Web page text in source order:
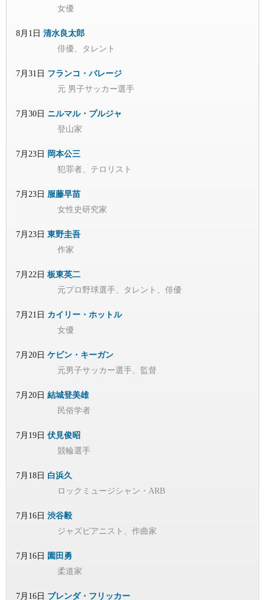
女優
8月1日 清水良太郎
俳優、タレント
7月31日 フランコ・バレージ
元 男子サッカー選手
7月30日 ニルマル・プルジャ
登山家
7月23日 岡本公三
犯罪者、テロリスト
7月23日 服藤早苗
女性史研究家
7月23日 東野圭吾
作家
7月22日 板東英二
元プロ野球選手、タレント、俳優
7月21日 カイリー・ホットル
女優
7月20日 ケビン・キーガン
元男子サッカー選手、監督
7月20日 結城登美雄
民俗学者
7月19日 伏見俊昭
競輪選手
7月18日 白浜久
ロックミュージシャン・ARB
7月16日 渋谷毅
ジャズピアニスト、作曲家
7月16日 園田勇
柔道家
7月16日 ブレンダ・フリッカー